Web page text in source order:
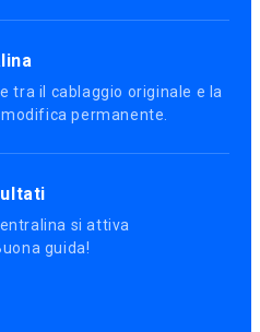
tra il cablaggio originale e la
permanente.
si attiva
guida!